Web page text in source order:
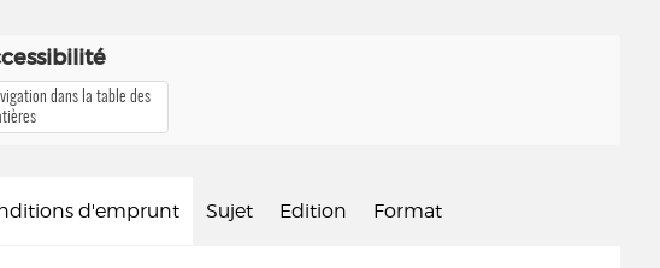
dans la table des
d'emprunt Sujet Edition Format